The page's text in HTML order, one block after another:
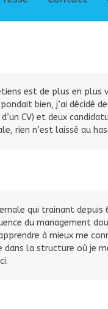
est de plus en
bien, j’ai
CV) et deux
rien n’est laissé au
qui trainant
du management
à mieux me
la structure où je